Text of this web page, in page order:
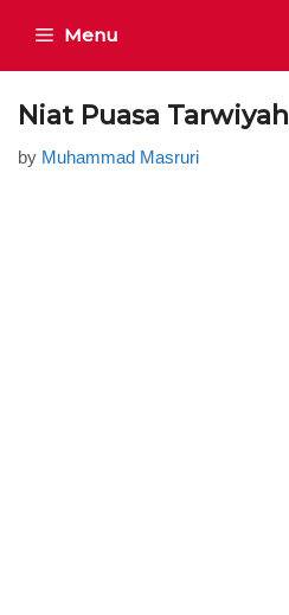
content
Menu
Niat Puasa Tarwiyah
by Muhammad Masruri